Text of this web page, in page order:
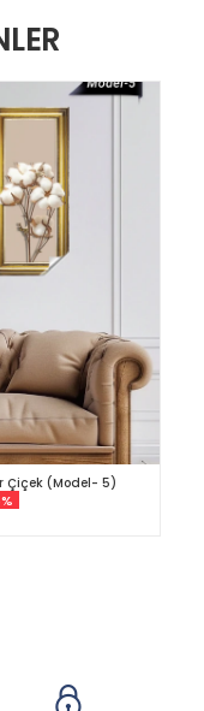
Çiçek (Model- 5)